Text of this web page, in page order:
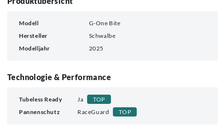
Modell
G-One Bite
Hersteller
Schwalbe
Modelljahr
2025
Technologie & Performance
Tubeless Ready Ja
TOP
Pannenschutz
RaceGuard TOP